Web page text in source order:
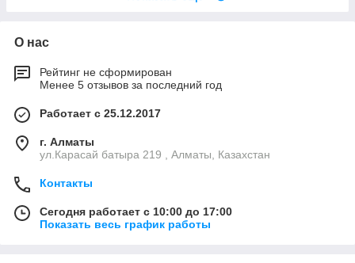
О нас
Рейтинг не сформирован
Менее 5 отзывов за последний год
Работает с 25.12.2017
г. Алматы
ул.Карасай батыра 219 , Алматы, Казахстан
Контакты
Сегодня работает с 10:00 до 17:00
Показать весь график работы